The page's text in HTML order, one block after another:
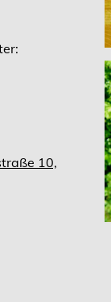
10,